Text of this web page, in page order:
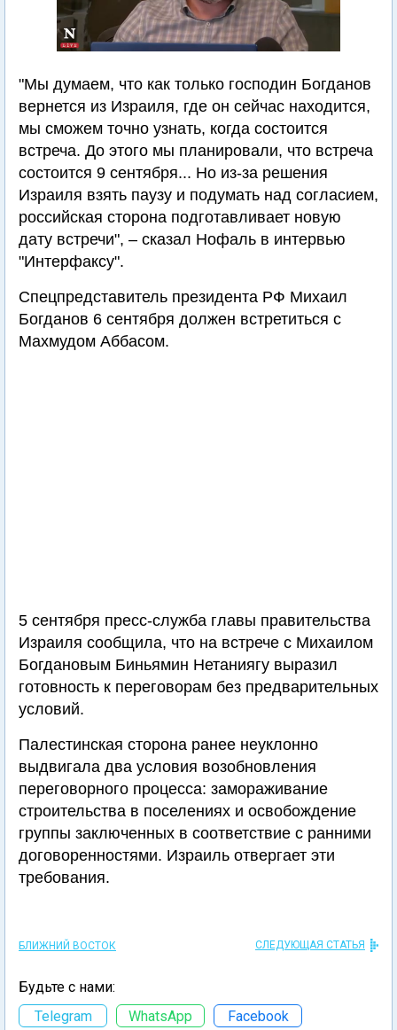
"Мы думаем, что как только господин Богданов
вернется из Израиля, где он сейчас находится,
мы сможем точно узнать, когда состоится
встреча. До этого мы планировали, что встреча
состоится 9 сентября... Но из-за решения
Израиля взять паузу и подумать над согласием,
российская сторона подготавливает новую
дату встречи", – сказал Нофаль в интервью
"Интерфаксу".
Спецпредставитель президента РФ Михаил
Богданов 6 сентября должен встретиться с
Махмудом Аббасом.
5 сентября пресс-служба главы правительства
Израиля сообщила, что на встрече с Михаилом
Богдановым Биньямин Нетаниягу выразил
готовность к переговорам без предварительных
условий.
Палестинская сторона ранее неуклонно
выдвигала два условия возобновления
переговорного процесса: замораживание
строительства в поселениях и освобождение
группы заключенных в соответствие с ранними
договоренностями. Израиль отвергает эти
требования.
БЛИЖНИЙ ВОСТОК СЛЕДУЮЩАЯ СТАТЬЯ
Будьте с нами:
Telegram
WhatsApp Facebook